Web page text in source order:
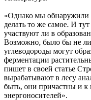
«Однако мы обнаружили
делать то же самое. И
участвуют ли в
Возможно, было бы не
углеводороды могут
ферментации
пишет в своей статье
вырабатывают в лесу
быть, они причастны и
энергоносителей».